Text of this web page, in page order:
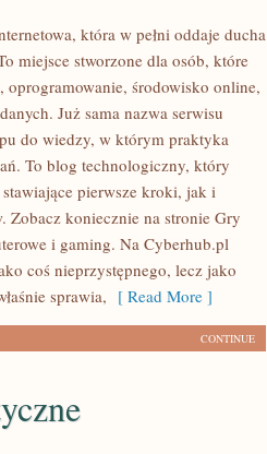
która w pełni oddaje ducha
miejsce stworzone dla osób, które
oprogramowanie, środowisko online,
Już sama nazwa serwisu
do wiedzy, w którym praktyka
To blog technologiczny, który
pierwsze kroki, jak i
Zobacz koniecznie na stronie Gry
i gaming. Na Cyberhub.pl
coś nieprzystępnego, lecz jako
sprawia, [ Read More ]
CONTINUE